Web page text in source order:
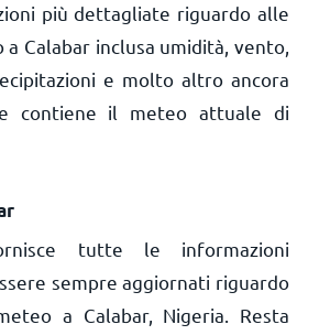
più dettagliate riguardo alle
Calabar inclusa umidità, vento,
e molto altro ancora
contiene il meteo attuale di
tutte le informazioni
sempre aggiornati riguardo
a Calabar, Nigeria. Resta